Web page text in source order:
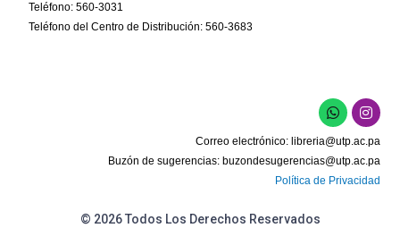
Teléfono: 560-3031
Teléfono del Centro de Distribución: 560-3683
W
h
a
t
s
a
p
I
n
s
t
a
g
r
Correo electrónico: libreria@utp.ac.pa
Buzón de sugerencias: buzondesugerencias@utp.ac.pa
Política de Privacidad
© 2026 Todos Los Derechos Reservados